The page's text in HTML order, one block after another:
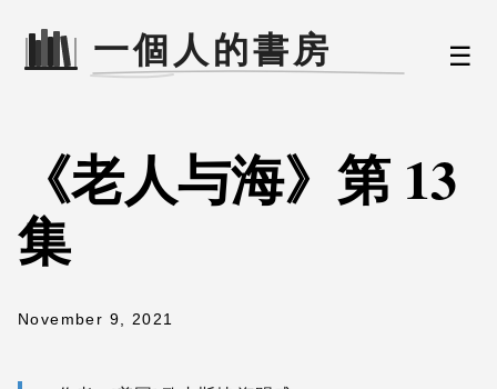
☰
《老人与海》第 13
集
November 9, 2021